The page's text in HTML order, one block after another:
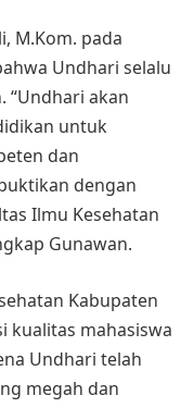
M.Kom. pada
Undhari selalu
“Undhari akan
untuk
dan
dengan
Ilmu Kesehatan
Gunawan.
Kabupaten
kualitas mahasiswa
Undhari telah
megah dan